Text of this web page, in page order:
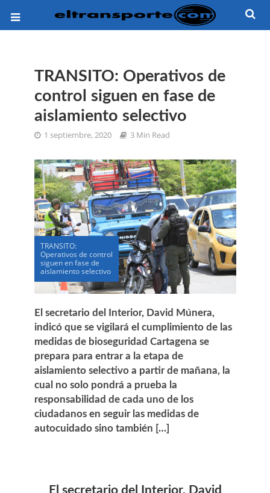
TRANSITO: Operativos de
control siguen en fase de
aislamiento selectivo
1 septiembre, 2020 3 Min Read
TRANSITO:
Operativos de control
siguen en fase de
aislamiento selectivo
El secretario del Interior, David Múnera,
indicó que se vigilará el cumplimiento de las
medidas de bioseguridad Cartagena se
prepara para entrar a la etapa de
aislamiento selectivo a partir de mañana, la
cual no solo pondrá a prueba la
responsabilidad de cada uno de los
ciudadanos en seguir las medidas de
autocuidado sino también […]
El secretario del Interior, David